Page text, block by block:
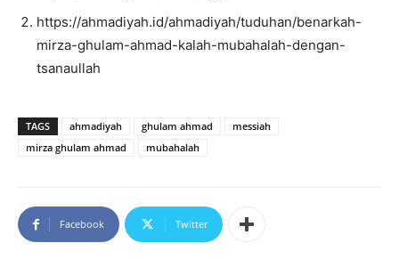
https://ahmadiyah.id/ahmadiyah/tuduhan/benarkah-
mirza-ghulam-ahmad-kalah-mubahalah-dengan-
tsanaullah
TAGS ahmadiyah ghulam ahmad
messiah
mirza ghulam ahmad
mubahalah
Facebook Twitter